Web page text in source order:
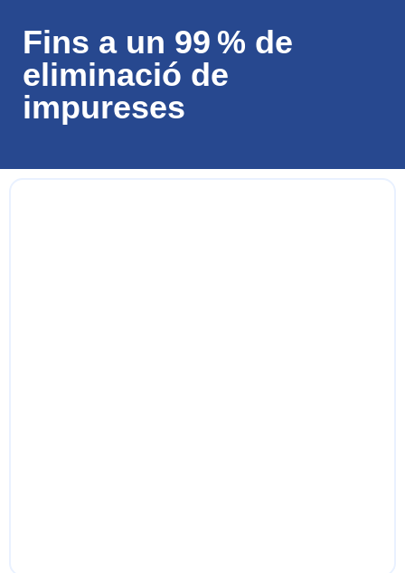
Fins a un 99 % de
eliminació de
impureses